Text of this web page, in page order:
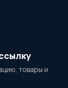
товары и